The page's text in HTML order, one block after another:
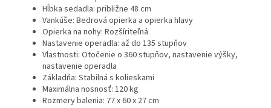
Hĺbka sedadla: približne 48 cm
Vankúše: Bedrová opierka a opierka hlavy
Opierka na nohy: Rozšíriteľná
Nastavenie operadla: až do 135 stupňov
Vlastnosti: Otočenie o 360 stupňov, nastavenie výšky,
nastavenie operadla
Základňa: Stabilná s kolieskami
Maximálna nosnosť: 120 kg
Rozmery balenia: 77 x 60 x 27 cm